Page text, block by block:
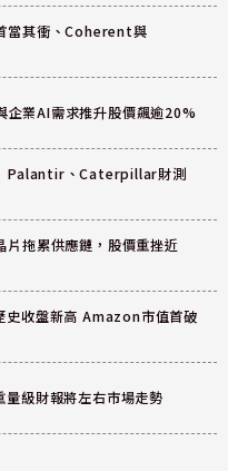
當其衝、Coherent與
業AI需求推升股價飆逾20%
Palantir、Caterpillar財測
片拖累供應鏈，股價重挫近
史收盤新高 Amazon市值首破
級財報將左右市場走勢